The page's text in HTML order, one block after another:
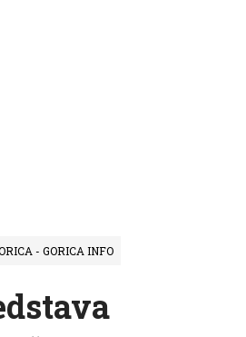
- GORICA INFO